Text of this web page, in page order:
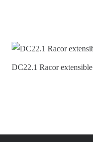
DC22.1 Racor extensible